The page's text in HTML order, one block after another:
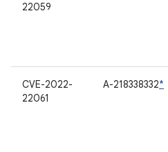
22059
CVE-2022-
22061
A-218338332*